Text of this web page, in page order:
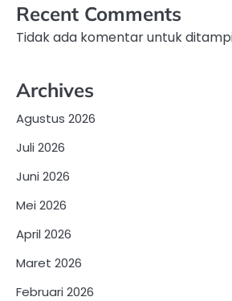
Recent Comments
Tidak ada komentar untuk
Archives
Agustus 2026
Juli 2026
Juni 2026
Mei 2026
April 2026
Maret 2026
Februari 2026